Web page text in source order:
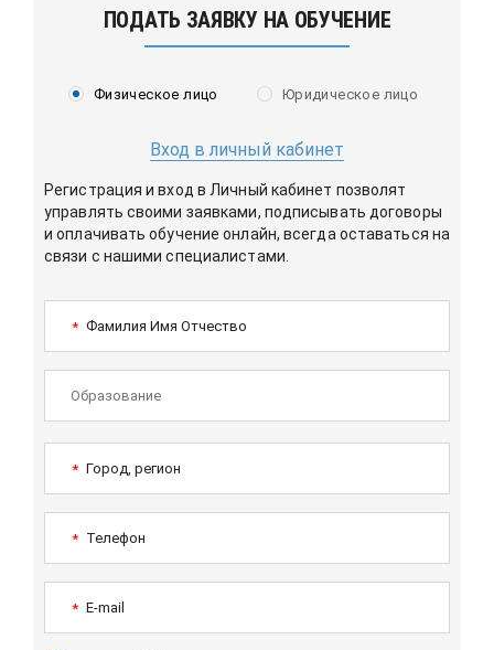
ПОДАТЬ ЗАЯВКУ НА ОБУЧЕНИЕ
Физическое лицо Юридическое лицо
Вход в личный кабинет
Регистрация и вход в Личный кабинет позволят
управлять своими заявками, подписывать договоры
и оплачивать обучение онлайн, всегда оставаться на
связи с нашими специалистами.
* Фамилия Имя Отчество
* Город, регион
* Телефон
* E-mail